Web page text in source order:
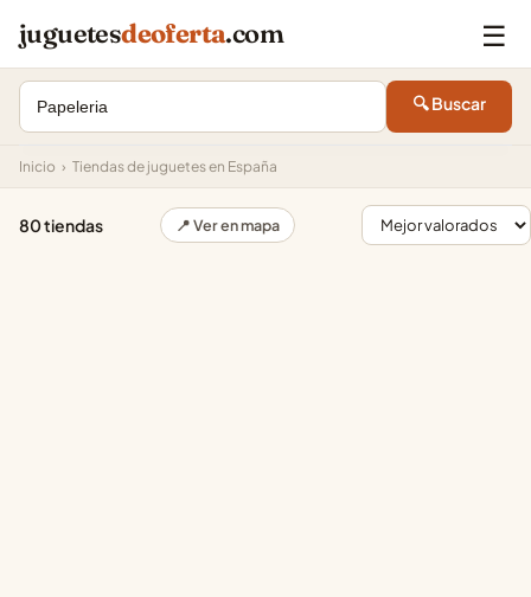
juguetesdeoferta.com ☰
🔍 Buscar
Inicio › Tiendas de juguetes en España
80 tiendas 📍 Ver en mapa